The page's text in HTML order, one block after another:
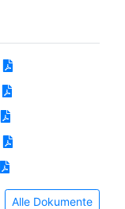
Alle Dokumente